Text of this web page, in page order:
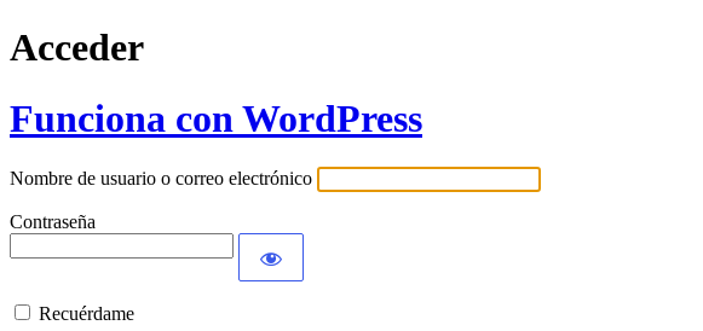
Acceder
Funciona con WordPress
Nombre de usuario o correo electrónico
Contraseña
Recuérdame